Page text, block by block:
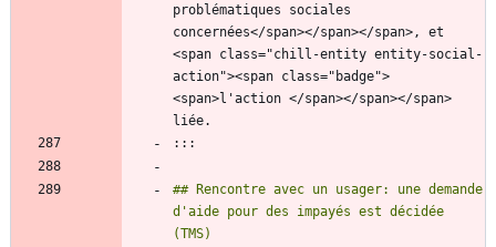
problématiques sociales
concernées</span></span></span>, et
<span class="chill-entity entity-social-
action"><span class="badge">
<span>l'action </span></span></span>
## Rencontre avec un usager: une demande
d'aide pour des impayés est décidée